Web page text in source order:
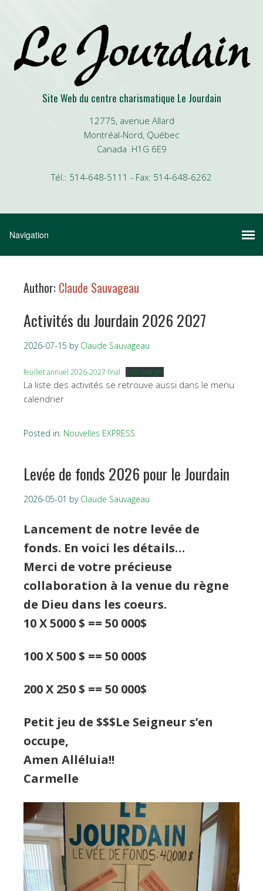
Site Web du centre charismatique Le Jourdain
12775, avenue Allard
Montréal-Nord, Québec
Canada H1G 6E9
Tél.: 514-648-5111 - Fax: 514-648-6262
Author: Claude Sauvageau
Activités du Jourdain 2026 2027
2026-07-15 by Claude Sauvageau
feuillet annuel 2026-2027 final Télécharger
La liste des activités se retrouve aussi dans le menu
calendrier
Posted in: Nouvelles EXPRESS
Levée de fonds 2026 pour le Jourdain
2026-05-01 by Claude Sauvageau
Lancement de notre levée de
fonds. En voici les détails…
Merci de votre précieuse
collaboration à la venue du règne
de Dieu dans les coeurs.
10 X 5000 $ == 50 000$
100 X 500 $ == 50 000$
200 X 250 $ == 50 000$
Petit jeu de $$$Le Seigneur s’en
occupe,
Amen Alléluia!!
Carmelle